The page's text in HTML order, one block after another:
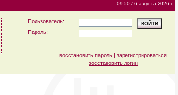
09:50 / 6 августа 2026 г.
Пользователь:
Пароль:
восстановить пароль | зарегистрироваться
восстановить логин